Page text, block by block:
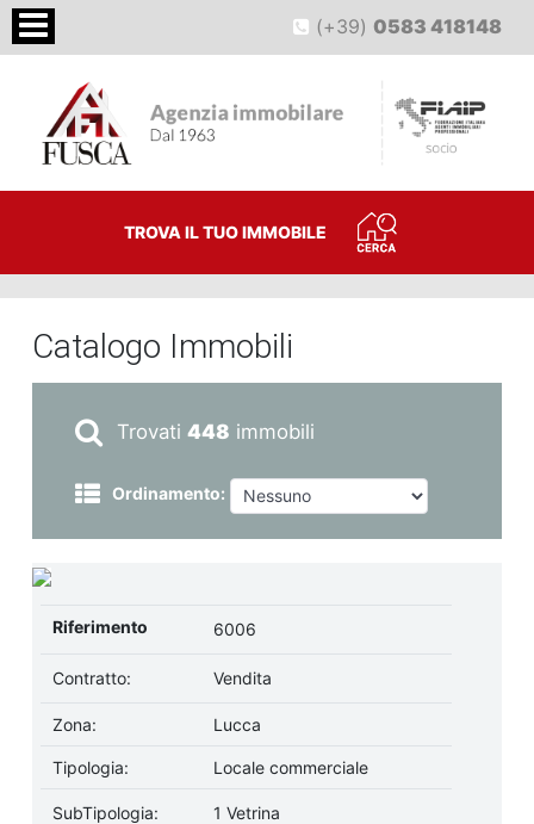
(+39)0583 418148
TROVA IL TUO IMMOBILE
Catalogo Immobili
Trovati448 immobili
Ordinamento:
Riferimento 6006
Contratto: Vendita
Zona: Lucca
Tipologia: Locale commerciale
SubTipologia: 1 Vetrina